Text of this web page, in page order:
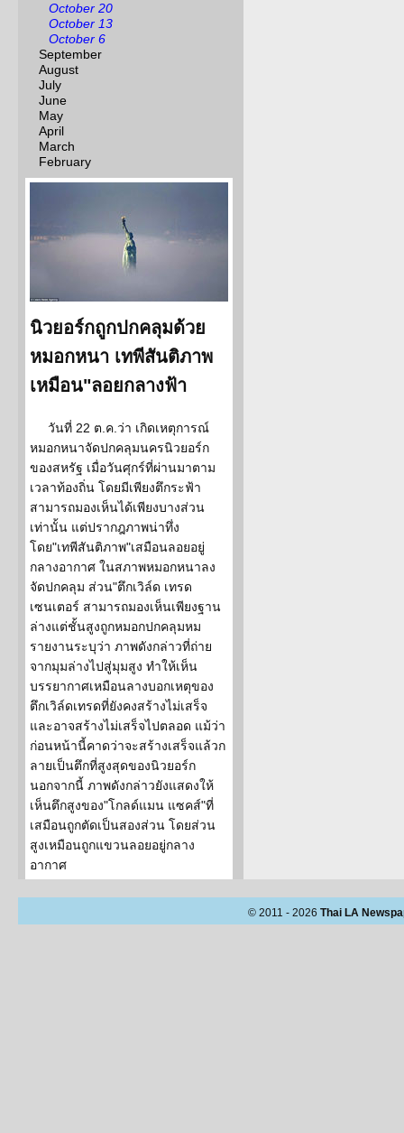
October 20
October 13
October 6
September
August
July
June
May
April
March
February
นิวยอร์กถูกปกคลุมด้วย
หมอกหนา เทพีสันติภาพ
เหมือน"ลอยกลางฟ้า
วันที่ 22 ต.ค.ว่า เกิดเหตุการณ์
หมอกหนาจัดปกคลุมนครนิวยอร์ก
ของสหรัฐ เมื่อวันศุกร์ที่ผ่านมาตาม
เวลาท้องถิ่น โดยมีเพียงตึกระฟ้า
สามารถมองเห็นได้เพียงบางส่วน
เท่านั้น แต่ปรากฎภาพน่าทึ่ง
โดย"เทพีสันติภาพ"เสมือนลอยอยู่
กลางอากาศ ในสภาพหมอกหนาลง
จัดปกคลุม ส่วน"ตึกเวิล์ด เทรด
เซนเตอร์ สามารถมองเห็นเพียงฐาน
ล่างแต่ชั้นสูงถูกหมอกปกคลุมหม
รายงานระบุว่า ภาพดังกล่าวที่ถ่าย
จากมุมล่างไปสู่มุมสูง ทำให้เห็น
บรรยากาศเหมือนลางบอกเหตุของ
ตึกเวิล์ดเทรดที่ยังคงสร้างไม่เสร็จ
และอาจสร้างไม่เสร็จไปตลอด แม้ว่า
ก่อนหน้านี้คาดว่าจะสร้างเสร็จแล้วก
ลายเป็นตึกที่สูงสุดของนิวยอร์ก
นอกจากนี้ ภาพดังกล่าวยังแสดงให้
เห็นตึกสูงของ"โกลด์แมน แซคส์"ที่
เสมือนถูกตัดเป็นสองส่วน โดยส่วน
สูงเหมือนถูกแขวนลอยอยู่กลาง
อากาศ
© 2011 - 2026 Thai LA